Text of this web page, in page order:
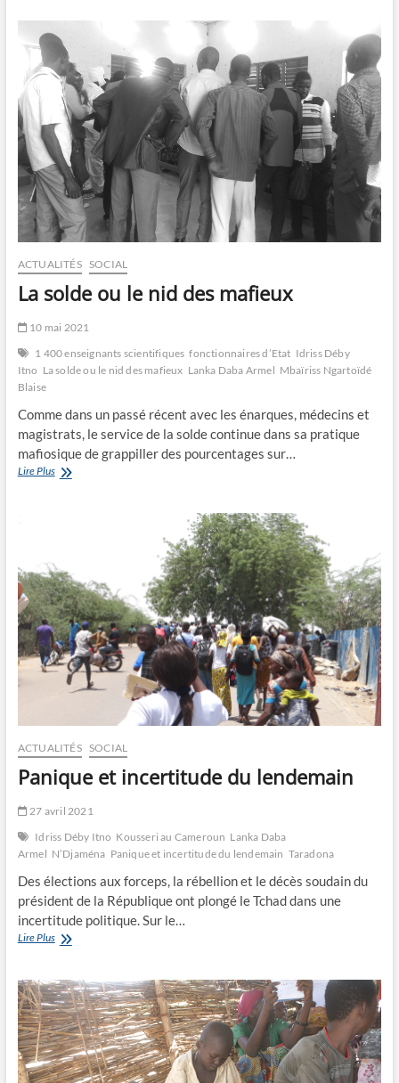
du
territoire
a-
le
droit?
ACTUALITÉS SOCIAL
La solde ou le nid des mafieux
10 mai 2021
1 400 enseignants scientifiques fonctionnaires d’Etat Idriss Déby
Itno La solde ou le nid des mafieux Lanka Daba Armel Mbaïriss Ngartoïdé
Blaise
Comme dans un passé récent avec les énarques, médecins et
magistrats, le service de la solde continue dans sa pratique
mafiosique de grappiller des pourcentages sur…
Lire PlusLa
ACTUALITÉS SOCIAL
Panique et incertitude du lendemain
27 avril 2021
Idriss Déby Itno Kousseri au Cameroun Lanka Daba
Armel N’Djaména Panique et incertitude du lendemain Taradona
Des élections aux forceps, la rébellion et le décès soudain du
président de la République ont plongé le Tchad dans une
incertitude politique. Sur le…
Lire PlusPanique
du
lendemain